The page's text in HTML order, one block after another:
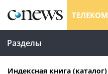
ТЕЛЕКОМ
Разделы
Индексная книга (каталог)